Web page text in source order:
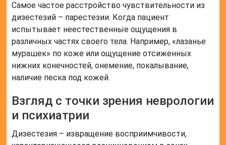
Самое частое расстройство чувствительности из
дизестезий – парестезии. Когда пациент
испытывает неестественные ощущения в
различных частях своего тела. Например, «лазанье
мурашек» по коже или ощущение отсиженных
нижних конечностей, онемение, покалывание,
наличие песка под кожей.
Взгляд с точки зрения неврологии
и психиатрии
Дизестезия – извращение восприимчивости,